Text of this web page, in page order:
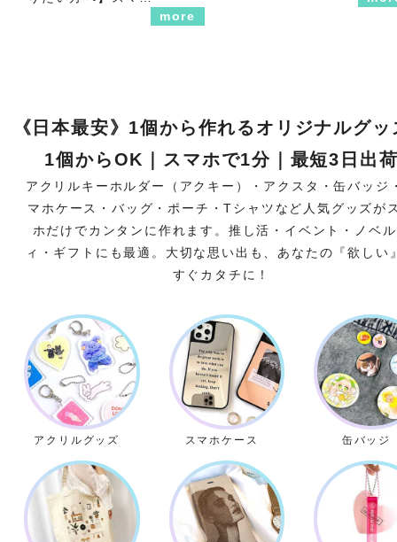
more
《日本最安》1個から作れるオリジナルグッ
1個からOK｜スマホで1分｜最短3日出
アクリルキーホルダー（アクキー）・アクスタ・缶バッジ
マホケース・バッグ・ポーチ・Tシャツなど人気グッズが
ホだけでカンタンに作れます。推し活・イベント・ノベ
ィ・ギフトにも最適。大切な思い出も、あなたの『欲しい
すぐカタチに！
アクリルグッズ スマホケース 缶バッジ